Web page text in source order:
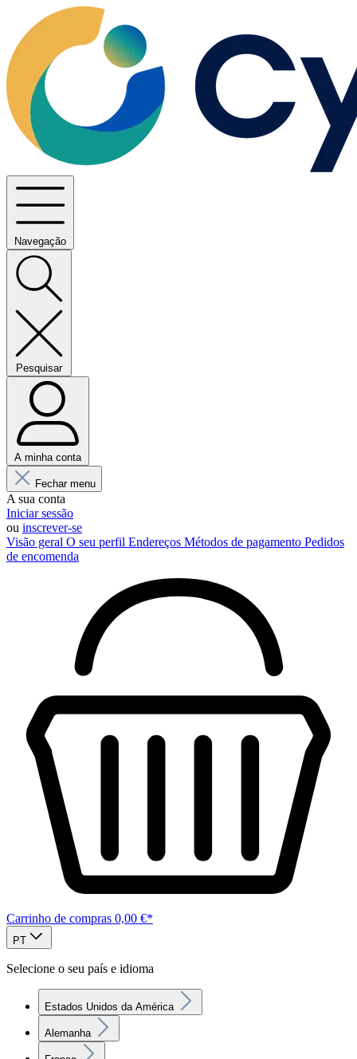
Navegação
Pesquisar
A minha conta
Fechar menu
A sua conta
Iniciar sessão
ou inscrever-se
Visão geral O seu perfil Endereços Métodos de pagamento Pedidos
de encomenda
Carrinho de compras 0,00 €*
PT
Selecione o seu país e idioma
Estados Unidos da América
Alemanha